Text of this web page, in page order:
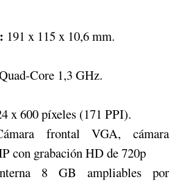
191 x 115 x 10,6 mm.
Core 1,3 GHz.
x 600 píxeles (171 PPI).
frontal VGA, cámara
con grabación HD de 720p
8 GB ampliables por